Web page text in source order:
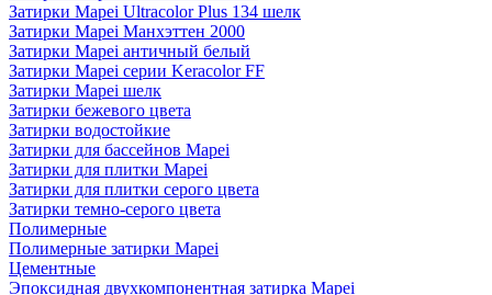
Затирки Mapei Ultracolor Plus 134 шелк
Затирки Mapei Манхэттен 2000
Затирки Mapei античный белый
Затирки Mapei серии Keracolor FF
Затирки Mapei шелк
Затирки бежевого цвета
Затирки водостойкие
Затирки для бассейнов Mapei
Затирки для плитки Mapei
Затирки для плитки серого цвета
Затирки темно-серого цвета
Полимерные
Полимерные затирки Mapei
Цементные
Эпоксидная двухкомпонентная затирка Mapei